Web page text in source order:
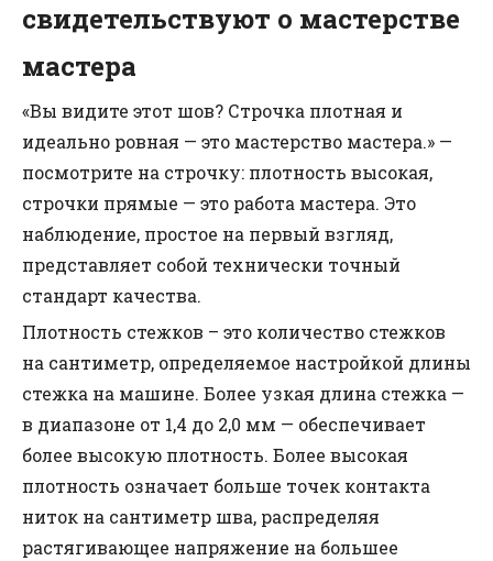
свидетельствуют о мастерстве
мастера
«Вы видите этот шов? Строчка плотная и
идеально ровная — это мастерство мастера.» —
посмотрите на строчку: плотность высокая,
строчки прямые — это работа мастера. Это
наблюдение, простое на первый взгляд,
представляет собой технически точный
стандарт качества.
Плотность стежков – это количество стежков
на сантиметр, определяемое настройкой длины
стежка на машине. Более узкая длина стежка —
в диапазоне от 1,4 до 2,0 мм — обеспечивает
более высокую плотность. Более высокая
плотность означает больше точек контакта
ниток на сантиметр шва, распределяя
растягивающее напряжение на большее